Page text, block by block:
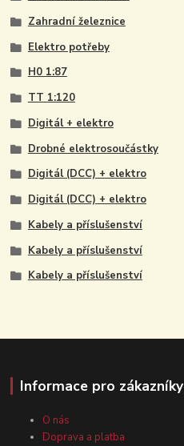
Zahradní železnice
Elektro potřeby
H0 1:87
TT 1:120
Digitál + elektro
Drobné elektrosoučástky
Digitál (DCC) + elektro
Digitál (DCC) + elektro
Kabely a příslušenství
Kabely a příslušenství
Kabely a příslušenství
Informace pro zákazníky
O nás
Doprava a platba